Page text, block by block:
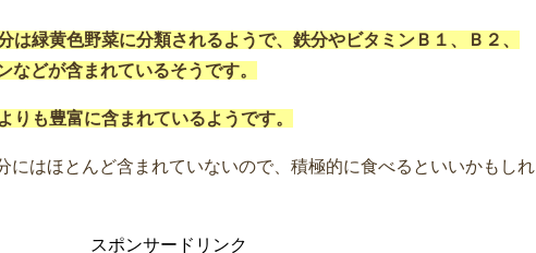
は緑黄色野菜に分類されるようで、鉄分やビタミンＢ１、Ｂ２、
などが含まれているそうです。
りも豊富に含まれているようです。
にはほとんど含まれていないので、積極的に食べるといいかもしれ
スポンサードリンク